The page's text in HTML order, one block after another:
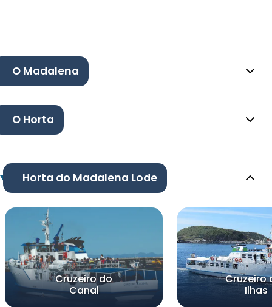
O Madalena
O Horta
Horta do Madalena Lode
Cruzeiro do
Canal
Cruzeiro
Ilhas